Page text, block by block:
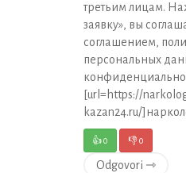
третьим лицам.
заявку», вы
соглашением,
персональных
[url=https://
kazan24.ru/
👍0 👎0
Odgovori ⇾